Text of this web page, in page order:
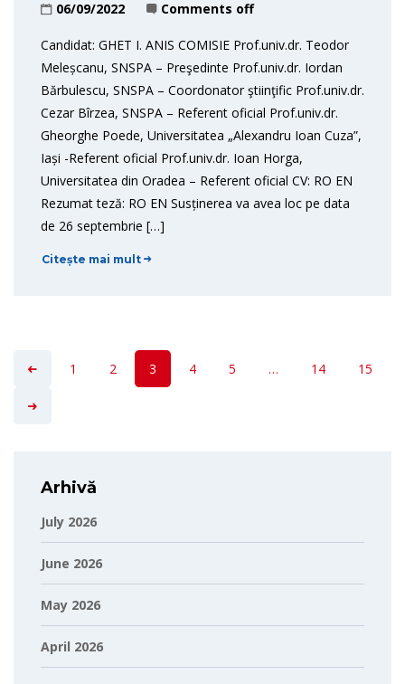
06/09/2022 Comments off
Candidat: GHET I. ANIS COMISIE Prof.univ.dr. Teodor
Meleșcanu, SNSPA – Preşedinte Prof.univ.dr. Iordan
Bărbulescu, SNSPA – Coordonator ştiinţific Prof.univ.dr.
Cezar Bîrzea, SNSPA – Referent oficial Prof.univ.dr.
Gheorghe Poede, Universitatea „Alexandru Ioan Cuza”,
Iași -Referent oficial Prof.univ.dr. Ioan Horga,
Universitatea din Oradea – Referent oficial CV: RO EN
Rezumat teză: RO EN Susținerea va avea loc pe data
de 26 septembrie […]
Citește mai mult
1 2 3 4 5 … 14 15
Arhivă
July 2026
June 2026
May 2026
April 2026